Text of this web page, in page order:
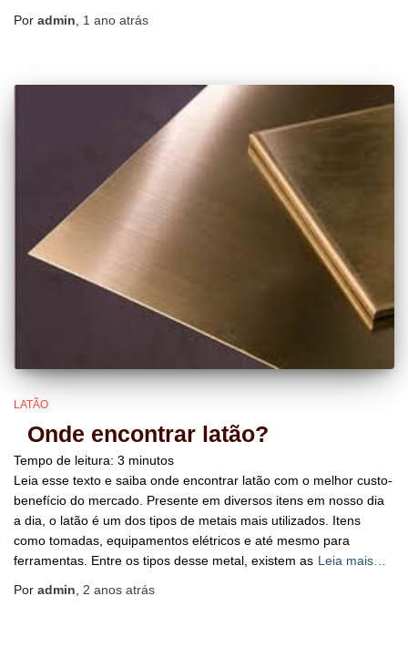
Por admin, 1 ano atrás
LATÃO
Onde encontrar latão?
Tempo de leitura: 3 minutos
Leia esse texto e saiba onde encontrar latão com o melhor custo-
benefício do mercado. Presente em diversos itens em nosso dia
a dia, o latão é um dos tipos de metais mais utilizados. Itens
como tomadas, equipamentos elétricos e até mesmo para
ferramentas. Entre os tipos desse metal, existem as Leia mais…
Por admin, 2 anos atrás